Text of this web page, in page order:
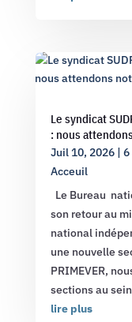
Le syndicat
: nous
Juil 10, 2026| 6
Acceuil
Le Bureau
son retour au
national
une nouvelle
PRIMEVER,
sections au
lire plus